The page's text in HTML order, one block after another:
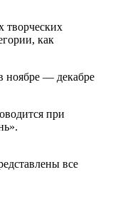
творческих
как
ноябре — декабре
при
все